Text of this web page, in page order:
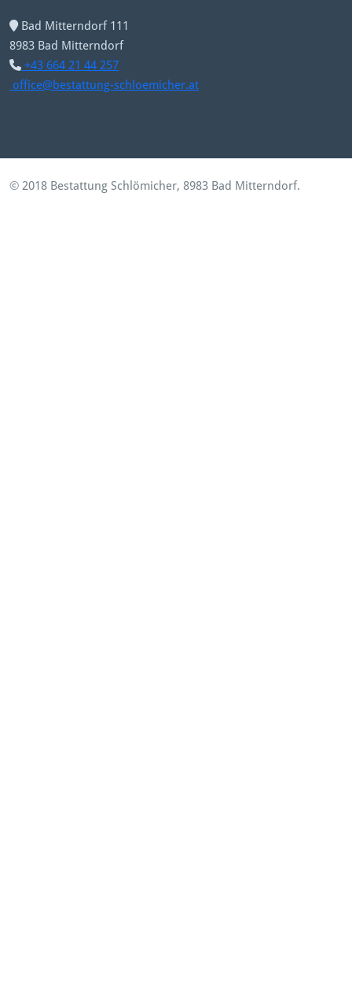
Bad Mitterndorf 111
8983 Bad Mitterndorf
+43 664 21 44 257
office@bestattung-schloemicher.at
© 2018 Bestattung Schlömicher, 8983 Bad Mitterndorf.